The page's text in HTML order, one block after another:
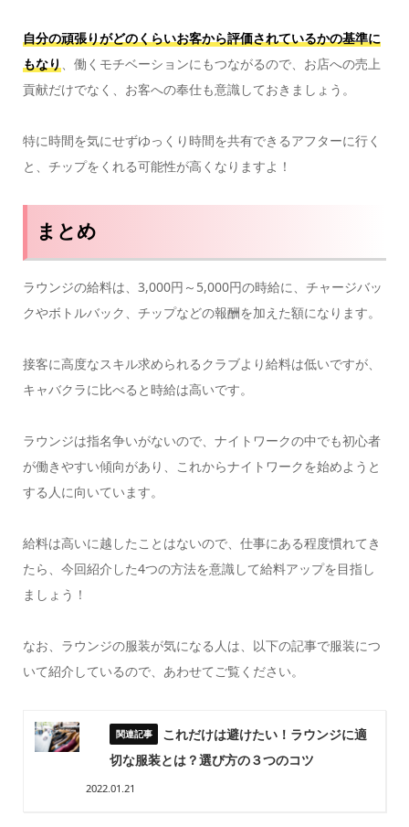
自分の頑張りがどのくらいお客から評価されているかの基準に
もなり
、働くモチベーションにもつながるので、お店への売上
貢献だけでなく、お客への奉仕も意識しておきましょう。
特に時間を気にせずゆっくり時間を共有できるアフターに行く
と、チップをくれる可能性が高くなりますよ！
まとめ
ラウンジの給料は、3,000円～5,000円の時給に、チャージバッ
クやボトルバック、チップなどの報酬を加えた額になります。
接客に高度なスキル求められるクラブより給料は低いですが、
キャバクラに比べると時給は高いです。
ラウンジは指名争いがないので、ナイトワークの中でも初心者
が働きやすい傾向があり、これからナイトワークを始めようと
する人に向いています。
給料は高いに越したことはないので、仕事にある程度慣れてき
たら、今回紹介した4つの方法を意識して給料アップを目指し
ましょう！
なお、ラウンジの服装が気になる人は、以下の記事で服装につ
いて紹介しているので、あわせてご覧ください。
これだけは避けたい！ラウンジに適
切な服装とは？選び方の３つのコツ
2022.01.21